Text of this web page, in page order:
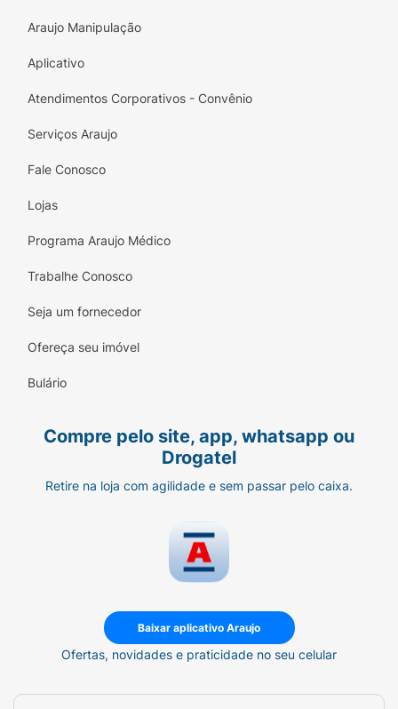
Araujo Manipulação
Aplicativo
Atendimentos Corporativos - Convênio
Serviços Araujo
Fale Conosco
Lojas
Programa Araujo Médico
Trabalhe Conosco
Seja um fornecedor
Ofereça seu imóvel
Bulário
Compre pelo site, app, whatsapp ou
Drogatel
Retire na loja com agilidade e sem passar pelo caixa.
Baixar aplicativo Araujo
Ofertas, novidades e praticidade no seu celular